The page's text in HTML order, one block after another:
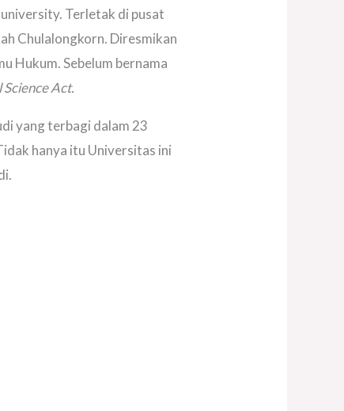
Terletak di pusat
Chulalongkorn. Diresmikan
Hukum. Sebelum bernama
Act.
yang terbagi dalam 23
hanya itu Universitas ini